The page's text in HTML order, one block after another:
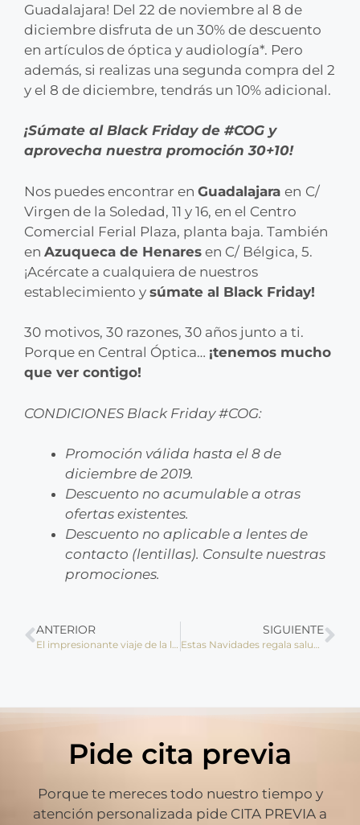
Guadalajara! Del 22 de noviembre al 8 de
diciembre disfruta de un 30% de descuento
en artículos de óptica y audiología*. Pero
además, si realizas una segunda compra del 2
y el 8 de diciembre, tendrás un 10% adicional.
¡Súmate al Black Friday de #COG y
aprovecha nuestra promoción 30+10!
Nos puedes encontrar en Guadalajara en C/
Virgen de la Soledad, 11 y 16, en el Centro
Comercial Ferial Plaza, planta baja. También
en Azuqueca de Henares en C/ Bélgica, 5.
¡Acércate a cualquiera de nuestros
establecimiento y súmate al Black Friday!
30 motivos, 30 razones, 30 años junto a ti.
Porque en Central Óptica… ¡tenemos mucho
que ver contigo!
CONDICIONES Black Friday #COG:
Promoción válida hasta el 8 de
diciembre de 2019.
Descuento no acumulable a otras
ofertas existentes.
Descuento no aplicable a lentes de
contacto (lentillas). Consulte nuestras
promociones.
ANTERIOR SIGUIENTE
Pide cita previa
Porque te mereces todo nuestro tiempo y
atención personalizada pide CITA PREVIA a